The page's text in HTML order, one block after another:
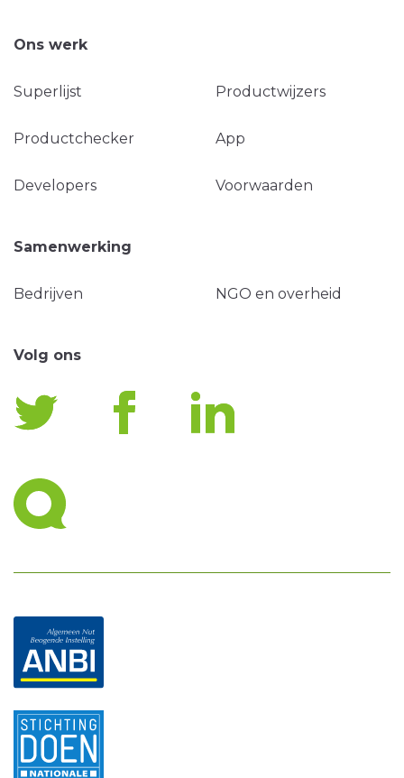
Ons werk
Superlijst Productwijzers
Productchecker App
Developers Voorwaarden
Samenwerking
Bedrijven NGO en overheid
Volg ons